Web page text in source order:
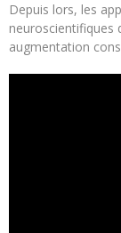
Depuis lors, les
neuroscientifiques
augmentation